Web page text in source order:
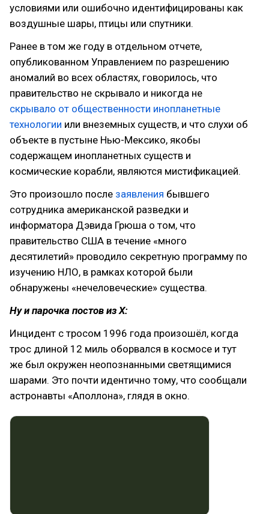
условиями или ошибочно идентифицированы как
воздушные шары, птицы или спутники.
Ранее в том же году в отдельном отчете,
опубликованном Управлением по разрешению
аномалий во всех областях, говорилось, что
правительство не скрывало и никогда не
скрывало от общественности инопланетные
технологии или внеземных существ, и что слухи об
объекте в пустыне Нью-Мексико, якобы
содержащем инопланетных существ и
космические корабли, являются мистификацией.
Это произошло после заявления бывшего
сотрудника американской разведки и
информатора Дэвида Грюша о том, что
правительство США в течение «много
десятилетий» проводило секретную программу по
изучению НЛО, в рамках которой были
обнаружены «нечеловеческие» существа.
Ну и парочка постов из Х:
Инцидент с тросом 1996 года произошёл, когда
трос длиной 12 миль оборвался в космосе и тут
же был окружен неопознанными светящимися
шарами. Это почти идентично тому, что сообщали
астронавты «Аполлона», глядя в окно.